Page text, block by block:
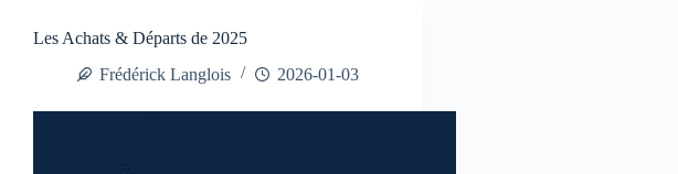
Les Achats & Départs de 2025
Frédérick Langlois
2026-01-03